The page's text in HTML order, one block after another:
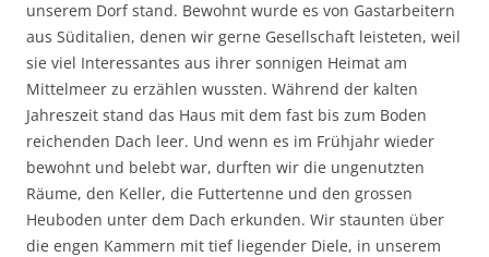
unserem Dorf stand. Bewohnt wurde es von Gastarbeitern
aus Süditalien, denen wir gerne Gesellschaft leisteten, weil
sie viel Interessantes aus ihrer sonnigen Heimat am
Mittelmeer zu erzählen wussten. Während der kalten
Jahreszeit stand das Haus mit dem fast bis zum Boden
reichenden Dach leer. Und wenn es im Frühjahr wieder
bewohnt und belebt war, durften wir die ungenutzten
Räume, den Keller, die Futtertenne und den grossen
Heuboden unter dem Dach erkunden. Wir staunten über
die engen Kammern mit tief liegender Diele, in unserem